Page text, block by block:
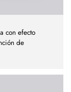
con efecto
de